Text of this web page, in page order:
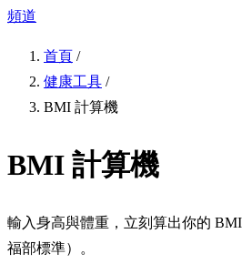
頻道
首頁 /
健康工具 /
BMI 計算機
BMI 計算機
輸入身高與體重，立刻算出你的
福部標準）。